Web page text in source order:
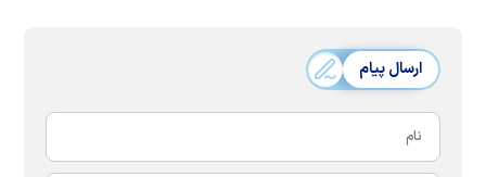
ارسال پیام